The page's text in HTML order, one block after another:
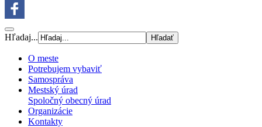
Hľadaj...
O meste
Potrebujem vybaviť
Samospráva
Mestský úrad
Spoločný obecný úrad
Organizácie
Kontakty